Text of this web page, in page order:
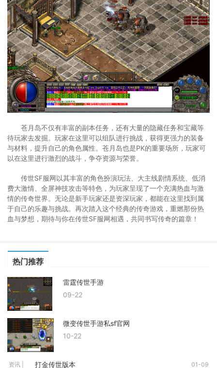
苍月岛不仅有丰富的副本任务，还有大量的隐藏任务和宝藏等
待玩家去发掘。玩家在这里可以组队进行挑战，获得更强力的装备
与材料，提升自己的角色属性。苍月岛也是PK的重要场所，玩家可
以在这里进行激烈的战斗，争夺资源与荣誉。
传世SF服网以其丰富的角色扮演玩法、大主线剧情系统、低消
费大激情、全屏神技攻击等特色，为玩家呈现了一个充满热血与激
情的传奇世界。无论是新手玩家还是资深玩家，都能在这里找到属
于自己的乐趣与挑战。再次踏入这个经典的传奇游戏，重燃那份热
血与梦想，期待与你在传世SF服网相遇，共同书写传奇的篇章！
热门推荐
雷霆传世手游
09-22
微变传世手游私sf官网
10-22
资讯 | 打金传世版本 01-09